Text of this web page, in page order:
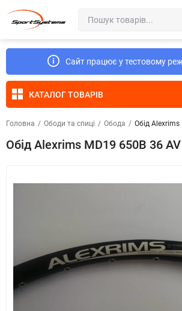
Сайт працює у тестовому
КАТАЛОГ ТОВАРІВ
Головна / Ободи та спиці / Обода / Обід Alexrims
Обід Alexrims MD19 650B 36